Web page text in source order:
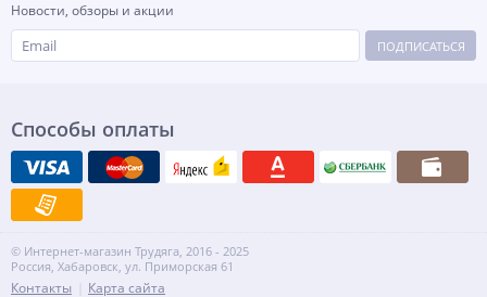
Новости, обзоры и акции
ПОДПИСАТЬСЯ
Способы оплаты
© Интернет-магазин Трудяга, 2016 - 2025
Россия, Хабаровск, ул. Приморская 61
Контакты Карта сайта